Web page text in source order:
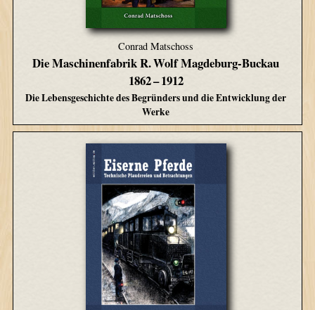
Conrad Matschoss
Die Maschinenfabrik R. Wolf Magdeburg-Buckau
1862 – 1912
Die Lebensgeschichte des Begründers und die Entwicklung der
Werke